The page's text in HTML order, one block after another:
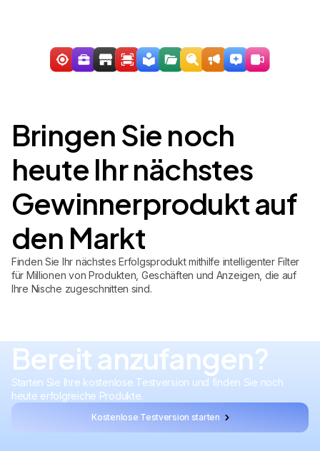
Bringen Sie noch
heute Ihr nächstes
Gewinnerprodukt auf
den Markt
Finden Sie Ihr nächstes Erfolgsprodukt mithilfe intelligenter Filter
für Millionen von Produkten, Geschäften und Anzeigen, die auf
Ihre Nische zugeschnitten sind.
Bereit anzufangen?
Starten Sie Ihre kostenlose Testversion und finden Sie noch
heute erfolgreiche Produkte.
Kostenlose Testversion starten